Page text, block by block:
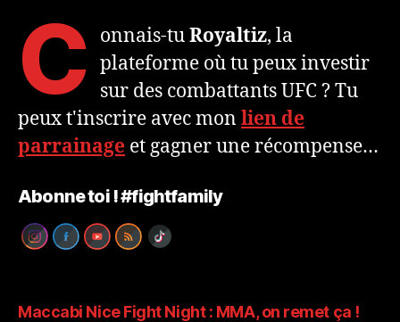
C onnais-tuRoyaltiz, la
plateforme où tu peux investir
sur des combattants UFC ? Tu
peux t'inscrire avec mon lien de
parrainage et gagner une récompense…
Abonne toi ! #fightfamily
Maccabi Nice Fight Night : MMA, on remet ça !